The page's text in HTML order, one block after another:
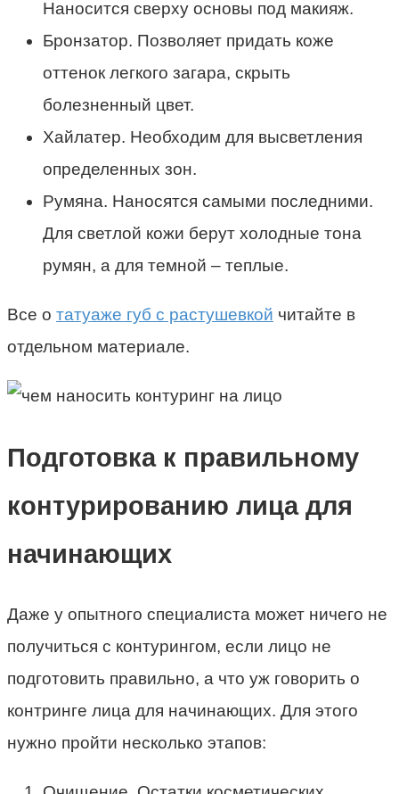
Наносится сверху основы под макияж.
Бронзатор. Позволяет придать коже
оттенок легкого загара, скрыть
болезненный цвет.
Хайлатер. Необходим для высветления
определенных зон.
Румяна. Наносятся самыми последними.
Для светлой кожи берут холодные тона
румян, а для темной – теплые.
Все о татуаже губ с растушевкой читайте в
отдельном материале.
Подготовка к правильному
контурированию лица для
начинающих
Даже у опытного специалиста может ничего не
получиться с контурингом, если лицо не
подготовить правильно, а что уж говорить о
контринге лица для начинающих. Для этого
нужно пройти несколько этапов: